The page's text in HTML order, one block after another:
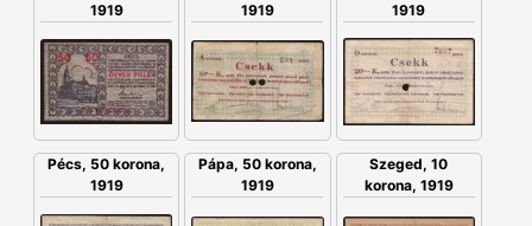
1919
1919
1919
Pécs, 50 korona,
1919
Pápa, 50 korona,
1919
Szeged, 10
korona, 1919